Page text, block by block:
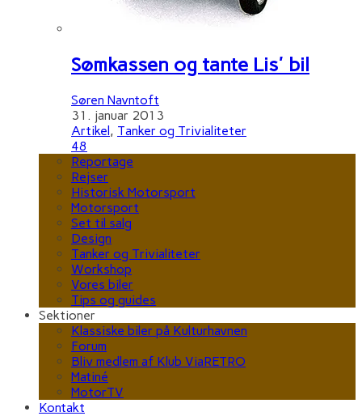
Sømkassen og tante Lis' bil
Søren Navntoft
31. januar 2013
Artikel, Tanker og Trivialiteter
48
Reportage
Rejser
Historisk Motorsport
Motorsport
Set til salg
Design
Tanker og Trivialiteter
Workshop
Vores biler
Tips og guides
Sektioner
Klassiske biler på Kulturhavnen
Forum
Bliv medlem af Klub ViaRETRO
Matiné
MotorTV
Kontakt